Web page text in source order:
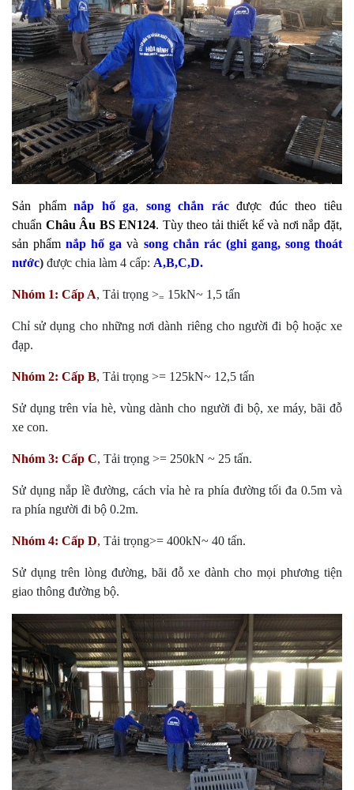
Sản phẩmnắp hố ga, song chắn rácđược đúc theo tiêu
chuẩn Châu Âu BS EN124. Tùy theo tải thiết kế và nơi nắp đặt,
sản phẩmnắp hố ga và song chắn rác (ghi gang, song thoát
nước) được chia làm 4 cấp: A,B,C,D.
Nhóm 1: Cấp A, Tải trọng >= 15kN~ 1,5 tấn
Chỉ sử dụng cho những nơi dành riêng cho người đi bộ hoặc xe
đạp.
Nhóm 2: Cấp B, Tải trọng >= 125kN~ 12,5 tấn
Sử dụng trên vỉa hè, vùng dành cho người đi bộ, xe máy, bãi đỗ
xe con.
Nhóm 3: Cấp C, Tải trọng >= 250kN ~ 25 tấn.
Sử dụng nắp lề đường, cách vỉa hè ra phía đường tối đa 0.5m và
ra phía người đi bộ 0.2m.
Nhóm 4: Cấp D, Tải trọng>= 400kN~ 40 tấn.
Sử dụng trên lòng đường, bãi đỗ xe dành cho mọi phương tiện
giao thông đường bộ.